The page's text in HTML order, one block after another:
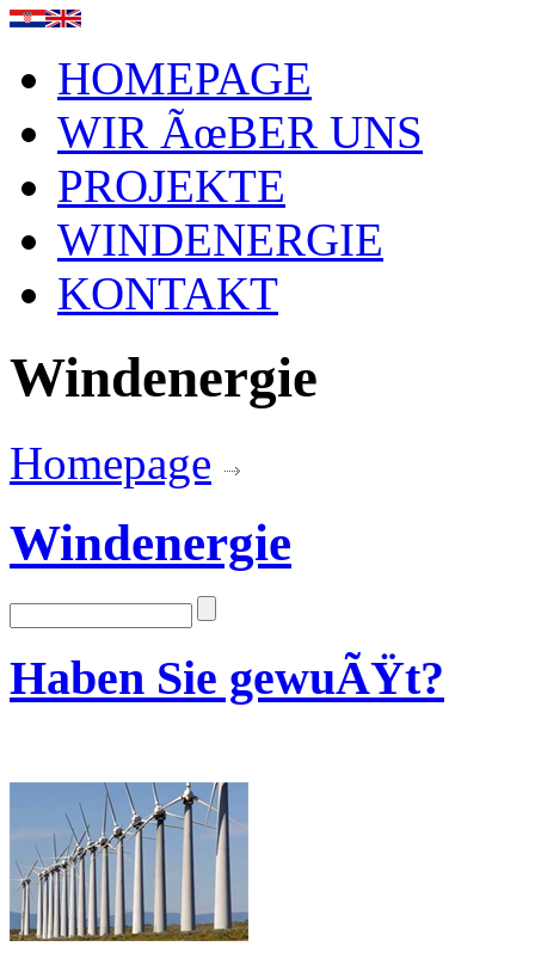
HOMEPAGE
WIR ÃœBER UNS
PROJEKTE
WINDENERGIE
KONTAKT
Windenergie
Homepage
Windenergie
Haben Sie gewuÃŸt?